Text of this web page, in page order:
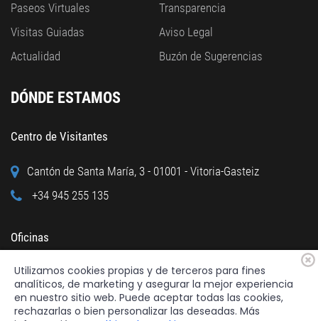
Paseos Virtuales
Visitas Guiadas
Actualidad
Transparencia
Aviso Legal
Buzón de Sugerencias
DÓNDE ESTAMOS
Centro de Visitantes
Cantón de Santa María, 3 - 01001 - Vitoria-Gasteiz
+34 945 255 135
Oficinas
Calle Cuchillería, 95 - 01001 - Vitoria-Gasteiz
+34 945 122 160
Utilizamos cookies propias y de terceros para fines
analíticos, de marketing y asegurar la mejor experiencia
en nuestro sitio web. Puede aceptar todas las cookies,
rechazarlas o bien personalizar las deseadas. Más